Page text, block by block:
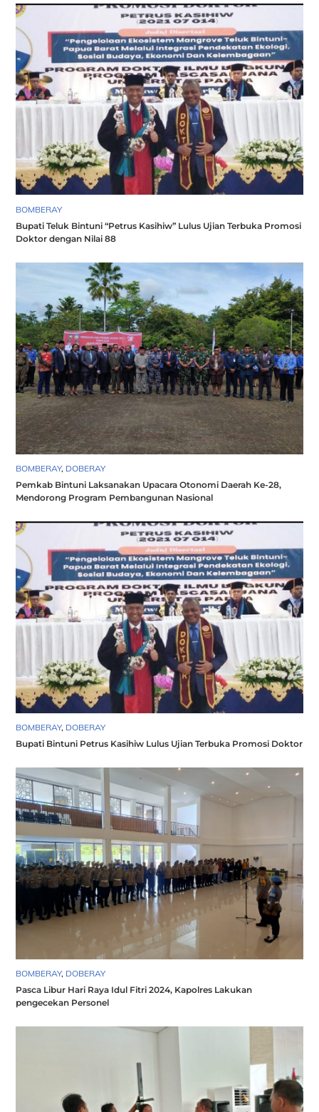
BOMBERAY
Bupati Teluk Bintuni “Petrus Kasihiw” Lulus Ujian Terbuka Promosi
Doktor dengan Nilai 88
BOMBERAY, DOBERAY
Pemkab Bintuni Laksanakan Upacara Otonomi Daerah Ke-28,
Mendorong Program Pembangunan Nasional
BOMBERAY, DOBERAY
Bupati Bintuni Petrus Kasihiw Lulus Ujian Terbuka Promosi Doktor
BOMBERAY, DOBERAY
Pasca Libur Hari Raya Idul Fitri 2024, Kapolres Lakukan
pengecekan Personel